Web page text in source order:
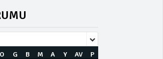
O G B M A Y AV
P